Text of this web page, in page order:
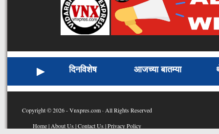
दिनविशेष आजच्या बातम्या
Copyright © 2026 - Vnxpres.com · All Rights Reserved
Home|About Us |Contact Us |Privacy Policy